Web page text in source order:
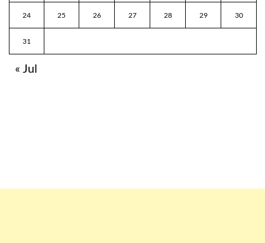
24 25 26 27 28 29 30
31
« Jul